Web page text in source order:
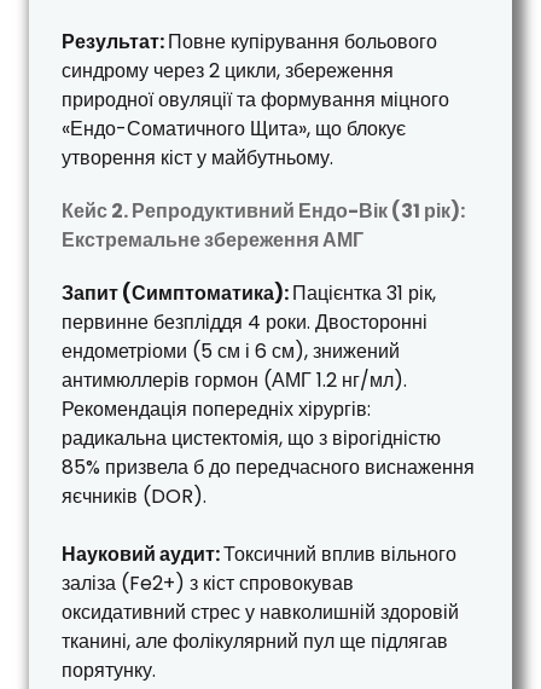
Результат:Повне купірування больового
синдрому через 2 цикли, збереження
природної овуляції та формування міцного
«Ендо-Соматичного Щита», що блокує
утворення кіст у майбутньому.
Кейс 2. Репродуктивний Ендо-Вік (31 рік):
Екстремальне збереження АМГ
Запит (Симптоматика):Пацієнтка 31 рік,
первинне безпліддя 4 роки. Двосторонні
ендометріоми (5 см і 6 см), знижений
антимюллерів гормон (АМГ 1.2 нг/мл).
Рекомендація попередніх хірургів:
радикальна цистектомія, що з вірогідністю
85% призвела б до передчасного виснаження
яєчників (DOR).
Науковий аудит:Токсичний вплив вільного
заліза (Fe2+) з кіст спровокував
оксидативний стрес у навколишній здоровій
тканині, але фолікулярний пул ще підлягав
порятунку.